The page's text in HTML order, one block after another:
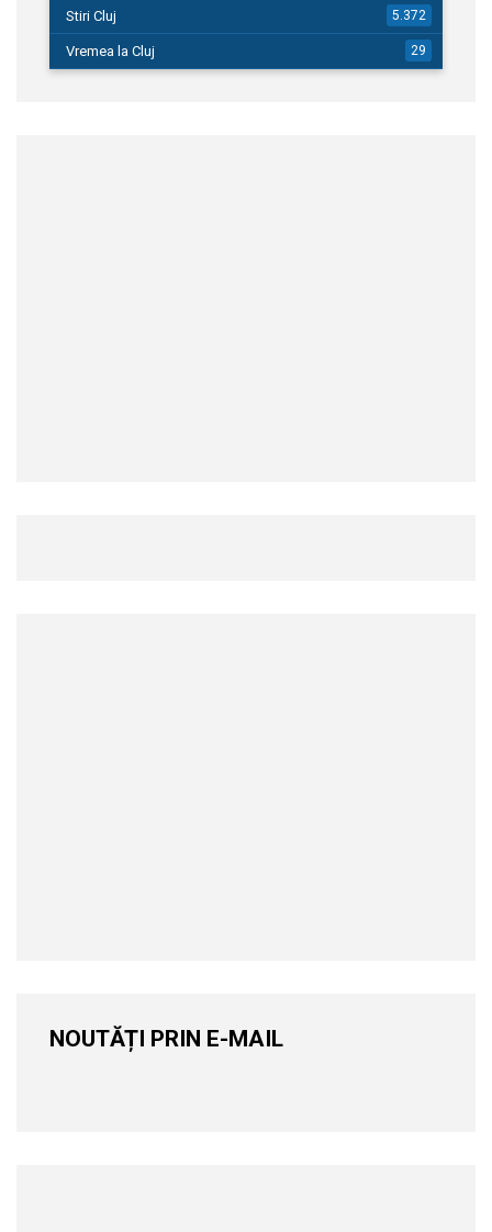
Stiri Cluj 5.372
Vremea la Cluj 29
NOUTĂȚI PRIN E-MAIL